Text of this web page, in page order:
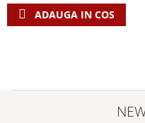
ADAUGA IN COS